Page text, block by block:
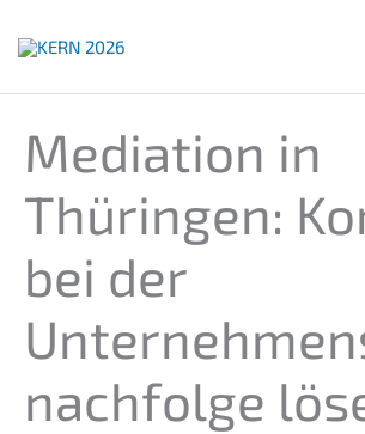
Inhalt
springen
Media­ti­on in
Thürin­gen:
bei der
nachfolge